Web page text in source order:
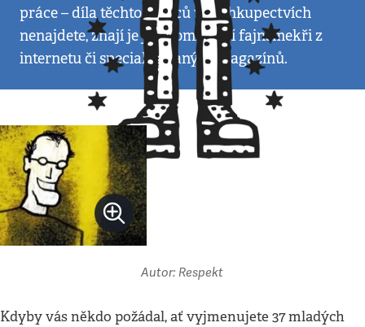
práce – díla těchto tvůrců v knihkupectvích
nenajdete, znají je jen komiksoví fajnšmekři z
internetu či specializovaných magazínů.
Autor: Respekt
Kdyby vás někdo požádal, ať vyjmenujete 37 mladých